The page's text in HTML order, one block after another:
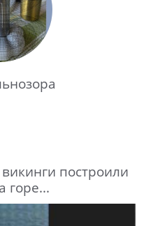
построили
горе...